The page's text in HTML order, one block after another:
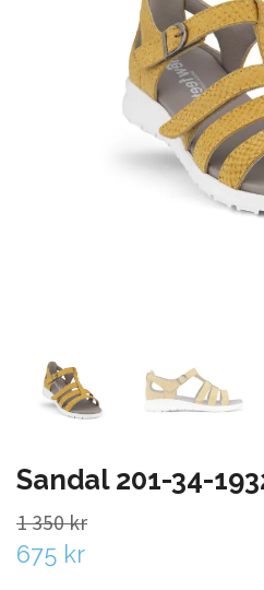
Sandal 201-34-
1 350 kr
675 kr